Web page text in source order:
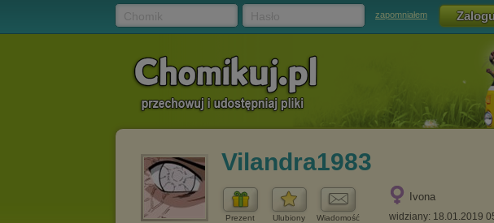
zapomniałem
Vilandra1983
Prezent Ulubiony Wiadomość
Ivona
widziany: 18.01.2019